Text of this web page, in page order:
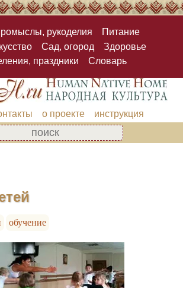
рукоделия
Питание
Сад, огород
Здоровье
праздники
Словарь
о проекте инструкция
обучение